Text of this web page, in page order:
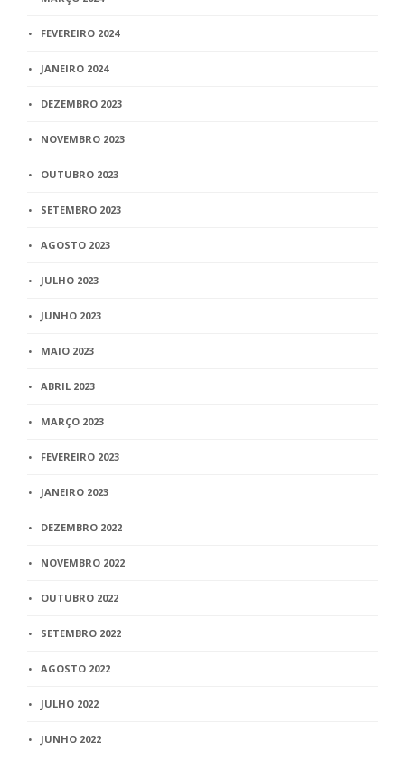
FEVEREIRO 2024
JANEIRO 2024
DEZEMBRO 2023
NOVEMBRO 2023
OUTUBRO 2023
SETEMBRO 2023
AGOSTO 2023
JULHO 2023
JUNHO 2023
MAIO 2023
ABRIL 2023
MARÇO 2023
FEVEREIRO 2023
JANEIRO 2023
DEZEMBRO 2022
NOVEMBRO 2022
OUTUBRO 2022
SETEMBRO 2022
AGOSTO 2022
JULHO 2022
JUNHO 2022